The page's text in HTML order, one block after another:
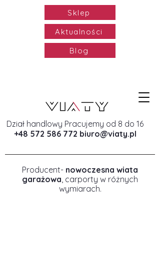
Dział handlowy Pracujemy od 8 do 16
+48 572 586 772 biuro@viaty.pl
Producent- nowoczesna wiata
garażowa, carporty w różnych
wymiarach.
Sklep
Aktualności
Blog